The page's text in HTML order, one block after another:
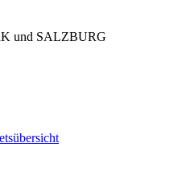
und SALZBURG